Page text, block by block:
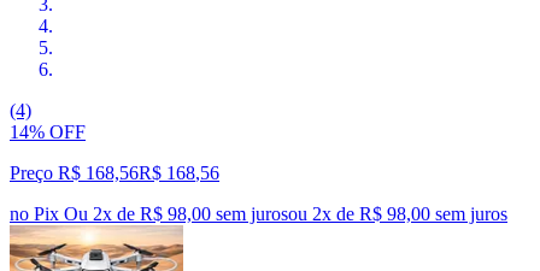
(4)
14% OFF
Preço R$ 168,56R$ 168,56
no Pix Ou 2x de R$ 98,00 sem jurosou 2x de R$ 98,00 sem juros